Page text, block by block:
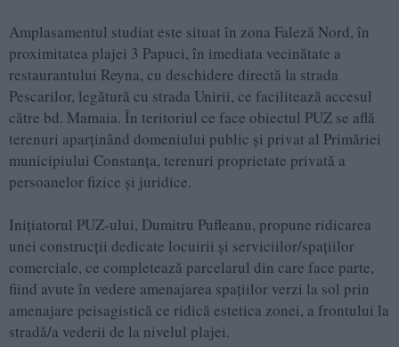
Amplasamentul studiat este situat în zona Faleză Nord, în
proximitatea plajei 3 Papuci, în imediata vecinătate a
restaurantului Reyna, cu deschidere directă la strada
Pescarilor, legătură cu strada Unirii, ce facilitează accesul
către bd. Mamaia. În teritoriul ce face obiectul PUZ se află
terenuri aparţinând domeniului public şi privat al Primăriei
municipiului Constanţa, terenuri proprietate privată a
persoanelor fizice şi juridice.
Iniţiatorul PUZ-ului, Dumitru Pufleanu, propune ridicarea
unei construcţii dedicate locuirii şi serviciilor/spaţiilor
comerciale, ce completează parcelarul din care face parte,
fiind avute în vedere amenajarea spaţiilor verzi la sol prin
amenajare peisagistică ce ridică estetica zonei, a frontului la
stradă/a vederii de la nivelul plajei.